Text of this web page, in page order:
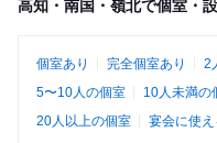
高知・南国・嶺北で個室・
個室あり 完全個室あり 2
5〜10人の個室
10人未満の
20人以上の個室
宴会に使え